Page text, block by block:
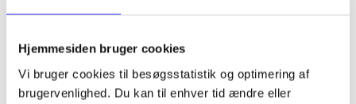
Hjemmesiden bruger cookies
Vi bruger cookies til besøgsstatistik og optimering af
brugervenlighed. Du kan til enhver tid ændre eller
Artiklerne i handler ofte om